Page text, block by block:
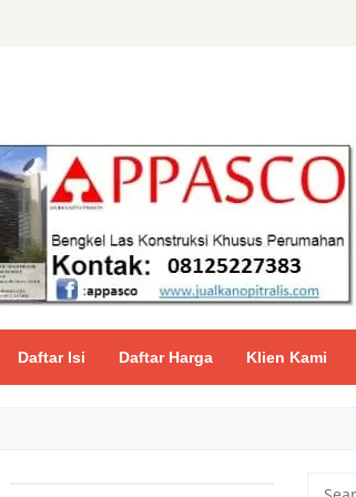
Daftar Isi Daftar Harga Klien Kami